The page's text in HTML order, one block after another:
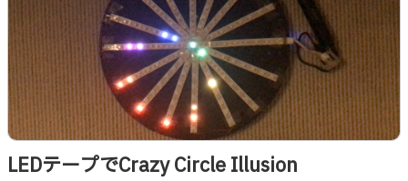
LEDテープでCrazy Circle Illusion